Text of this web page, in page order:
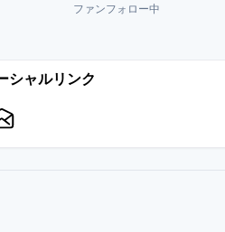
ファンフォロー中
シャルリンク